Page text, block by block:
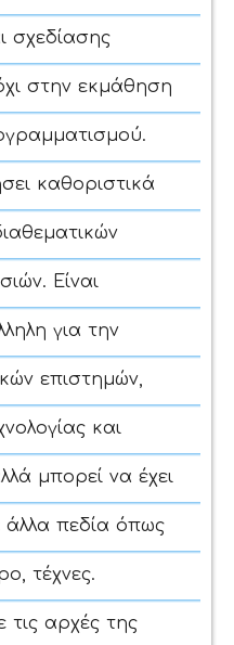
σχεδίασης
στην εκμάθηση
καθοριστικά
Είναι
για την
επιστημών,
και
μπορεί να έχει
άλλα πεδία όπως
τέχνες.
τις αρχές της